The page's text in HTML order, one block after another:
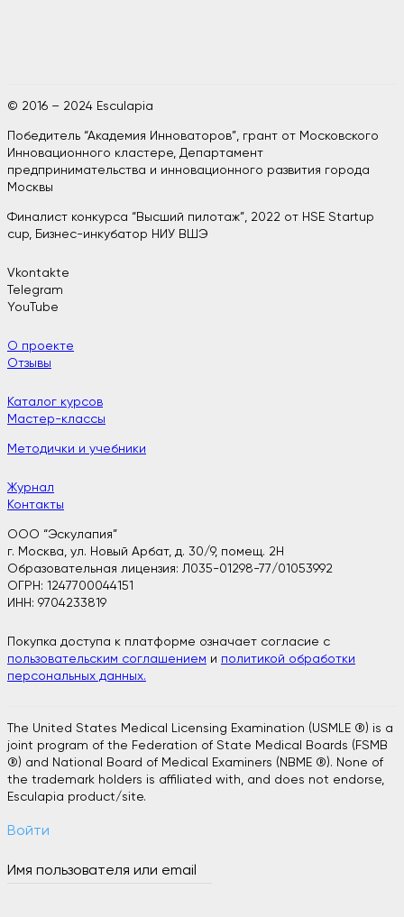
© 2016 – 2024 Esculapia
Победитель “Академия Инноваторов”, грант от Московского
Инновационного кластере, Департамент
предпринимательства и инновационного развития города
Москвы
Финалист конкурса “Высший пилотаж”, 2022 от HSE Startup
cup, Бизнес-инкубатор НИУ ВШЭ
Vkontakte
Telegram
YouTube
О проекте
Отзывы
Каталог курсов
Мастер-классы
Методички и учебники
Журнал
Контакты
ООО “Эскулапия”
г. Москва, ул. Новый Арбат, д. 30/9, помещ. 2H
Образовательная лицензия: Л035-01298-77/01053992
ОГРН: 1247700044151
ИНН: 9704233819
Покупка доступа к платформе означает согласие с
пользовательским соглашением и политикой обработки
персональных данных.
The United States Medical Licensing Examination (USMLE ®) is a
joint program of the Federation of State Medical Boards (FSMB
®) and National Board of Medical Examiners (NBME ®). None of
the trademark holders is affiliated with, and does not endorse,
Esculapia product/site.
Войти
Имя пользователя или email